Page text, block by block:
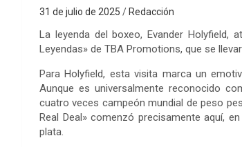
31 de julio de 2025 Redacción
La leyenda del boxeo, Evander Holyfield,
Leyendas» de TBA Promotions, que se
Para Holyfield, esta visita marca un
Aunque es universalmente reconocido
cuatro veces campeón mundial de peso
Real Deal» comenzó precisamente aquí,
plata.